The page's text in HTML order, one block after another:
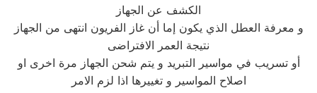
الكشف عن الجهاز
و معرفة العطل الذي يكون إما أن غاز الفريون انتهى من الجهاز
نتيجة العمر الافتراضى
أو تسريب في مواسير التبريد و يتم شحن الجهاز مرة اخرى او
اصلاح المواسير و تغييرها اذا لزم الامر